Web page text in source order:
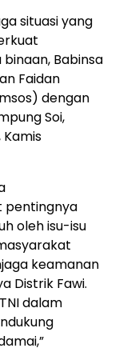
situasi yang
Babinsa
Faidan
dengan
Soi,
pentingnya
oleh isu-isu
keamanan
Distrik Fawi.
dalam